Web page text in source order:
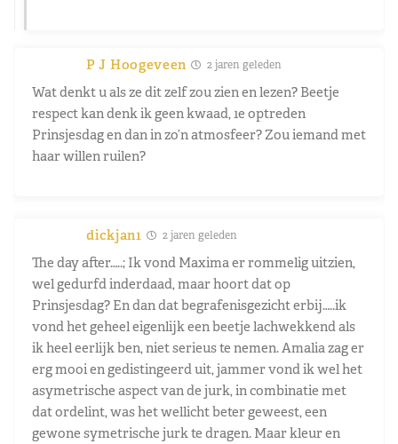
P J Hoogeveen 2 jaren geleden
Wat denkt u als ze dit zelf zou zien en lezen? Beetje
respect kan denk ik geen kwaad, 1e optreden
Prinsjesdag en dan in zo’n atmosfeer? Zou iemand met
haar willen ruilen?
dickjan1 2 jaren geleden
The day after…..; Ik vond Maxima er rommelig uitzien,
wel gedurfd inderdaad, maar hoort dat op
Prinsjesdag? En dan dat begrafenisgezicht erbij…..ik
vond het geheel eigenlijk een beetje lachwekkend als
ik heel eerlijk ben, niet serieus te nemen. Amalia zag er
erg mooi en gedistingeerd uit, jammer vond ik wel het
asymetrische aspect van de jurk, in combinatie met
dat ordelint, was het wellicht beter geweest, een
gewone symetrische jurk te dragen. Maar kleur en